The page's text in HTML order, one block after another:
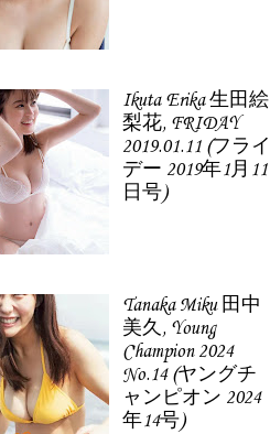
Ikuta Erika 生田絵
梨花, FRIDAY
2019.01.11 (フライ
デー 2019年1月11
日号)
Tanaka Miku 田中
美久, Young
Champion 2024
No.14 (ヤングチ
ャンピオン 2024
年14号)